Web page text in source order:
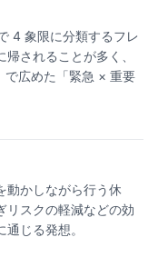
4 象限に分類するフレ
されることが多く、
で広めた「緊急 × 重要
動かしながら行う休
リスクの軽減などの効
じる発想。